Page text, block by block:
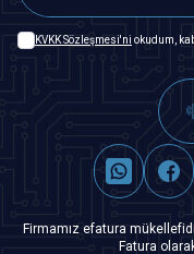
KVKK Sözleşmesi'ni okudum,
Firmamız efatura
Fatura